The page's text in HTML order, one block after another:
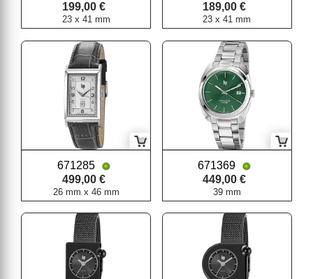
199,00 €
23 x 41 mm
189,00 €
23 x 41 mm
671285
499,00 €
26 mm x 46 mm
671369
449,00 €
39 mm